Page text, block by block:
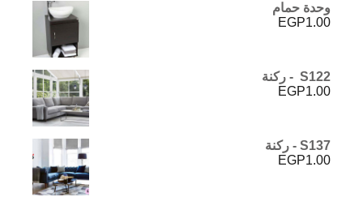
وحدة حمام
EGP1.00
S122 - ركنة
EGP1.00
S137 - ركنة
EGP1.00